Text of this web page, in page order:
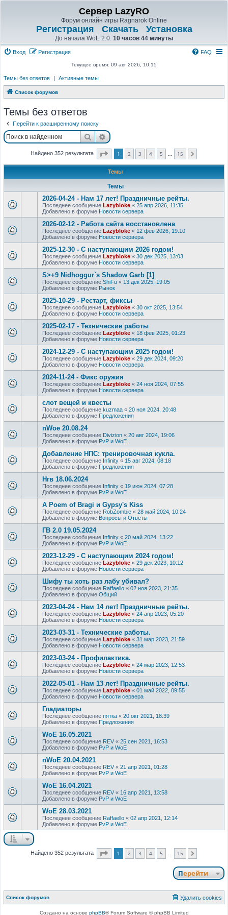
Сервер LazyRO
Форум онлайн игры Ragnarok Online
Регистрация Скачать Установка
До начала WoE 2.0: 10 часов 44 минуты
Вход Регистрация FAQ
Текущее время: 09 авг 2026, 10:15
Темы без ответов | Активные темы
Список форумов
Темы без ответов
Перейти к расширенному поиску
ПоискРасширенный поиск
Найдено 352 результата Страница из
1 2 3 4 5 15
Темы
Темы
2026-04-24 - Нам 17 лет! Праздничные рейты.
Последнее сообщение Lazybloke « 25 апр 2026, 11:35
Добавлено в форуме Новости сервера
2026-02-12 - Работа сайта восстановлена
Последнее сообщение Lazybloke « 12 фев 2026, 19:10
Добавлено в форуме Новости сервера
2025-12-30 - С наступающим 2026 годом!
Последнее сообщение Lazybloke « 30 дек 2025, 13:03
Добавлено в форуме Новости сервера
S>+9 Nidhoggur`s Shadow Garb [1]
Последнее сообщение ShiFu « 13 дек 2025, 19:05
Добавлено в форуме Рынок
2025-10-29 - Рестарт, фиксы
Последнее сообщение Lazybloke « 30 окт 2025, 13:54
Добавлено в форуме Новости сервера
2025-02-17 - Технические работы
Последнее сообщение Lazybloke « 18 фев 2025, 01:23
Добавлено в форуме Новости сервера
2024-12-29 - С наступающим 2025 годом!
Последнее сообщение Lazybloke « 29 дек 2024, 09:20
Добавлено в форуме Новости сервера
2024-11-24 - Фикс оружия
Последнее сообщение Lazybloke « 24 ноя 2024, 07:55
Добавлено в форуме Новости сервера
слот вещей и квесты
Последнее сообщение kuzmaa « 20 ноя 2024, 20:48
Добавлено в форуме Предложения
nWoe 20.08.24
Последнее сообщение Divizion « 20 авг 2024, 19:06
Добавлено в форуме PvP и WoE
Добавление НПС: тренировочная кукла.
Последнее сообщение Infinity « 15 авг 2024, 08:18
Добавлено в форуме Предложения
Нгв 18.06.2024
Последнее сообщение Infinity « 19 июн 2024, 07:28
Добавлено в форуме PvP и WoE
A Poem of Bragi и Gypsy's Kiss
Последнее сообщение RobZombie « 28 май 2024, 10:24
Добавлено в форуме Вопросы и Ответы
ГВ 2.0 19.05.2024
Последнее сообщение Infinity « 20 май 2024, 13:22
Добавлено в форуме PvP и WoE
2023-12-29 - С наступающим 2024 годом!
Последнее сообщение Lazybloke « 29 дек 2023, 10:12
Добавлено в форуме Новости сервера
Шифу ты хоть раз лабу убивал?
Последнее сообщение Raffaello « 02 ноя 2023, 21:35
Добавлено в форуме Общий
2023-04-24 - Нам 14 лет! Праздничные рейты.
Последнее сообщение Lazybloke « 24 апр 2023, 05:20
Добавлено в форуме Новости сервера
2023-03-31 - Технические работы.
Последнее сообщение Lazybloke « 31 мар 2023, 21:59
Добавлено в форуме Новости сервера
2023-03-24 - Профилактика.
Последнее сообщение Lazybloke « 24 мар 2023, 12:53
Добавлено в форуме Новости сервера
2022-05-01 - Нам 13 лет! Праздничные рейты.
Последнее сообщение Lazybloke « 01 май 2022, 09:55
Добавлено в форуме Новости сервера
Гладиаторы
Последнее сообщение пятка « 20 окт 2021, 18:39
Добавлено в форуме Предложения
WoE 16.05.2021
Последнее сообщение REV « 25 сен 2021, 16:53
Добавлено в форуме PvP и WoE
nWoE 20.04.2021
Последнее сообщение REV« 21 апр 2021, 01:28
Добавлено в форуме PvP и WoE
WoE 16.04.2021
Последнее сообщение REV « 16 апр 2021, 13:58
Добавлено в форуме PvP и WoE
WoE 28.03.2021
Последнее сообщение Raffaello « 02 апр 2021, 12:14
Добавлено в форуме PvP и WoE
Найдено 352 результата Страница из
1 2 3 4 5 15
Перейти
Список форумов Удалить cookies
Создано на основе phpBB® Forum Software © phpBB Limited